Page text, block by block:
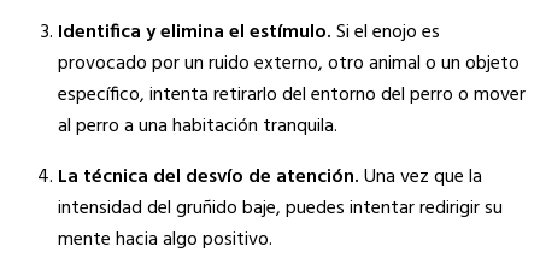
Identifica y elimina el estímulo.Si el enojo es
provocado por un ruido externo, otro animal o un objeto
específico, intenta retirarlo del entorno del perro o mover
al perro a una habitación tranquila.
La técnica del desvío de atención.Una vez que la
intensidad del gruñido baje, puedes intentar redirigir su
mente hacia algo positivo.